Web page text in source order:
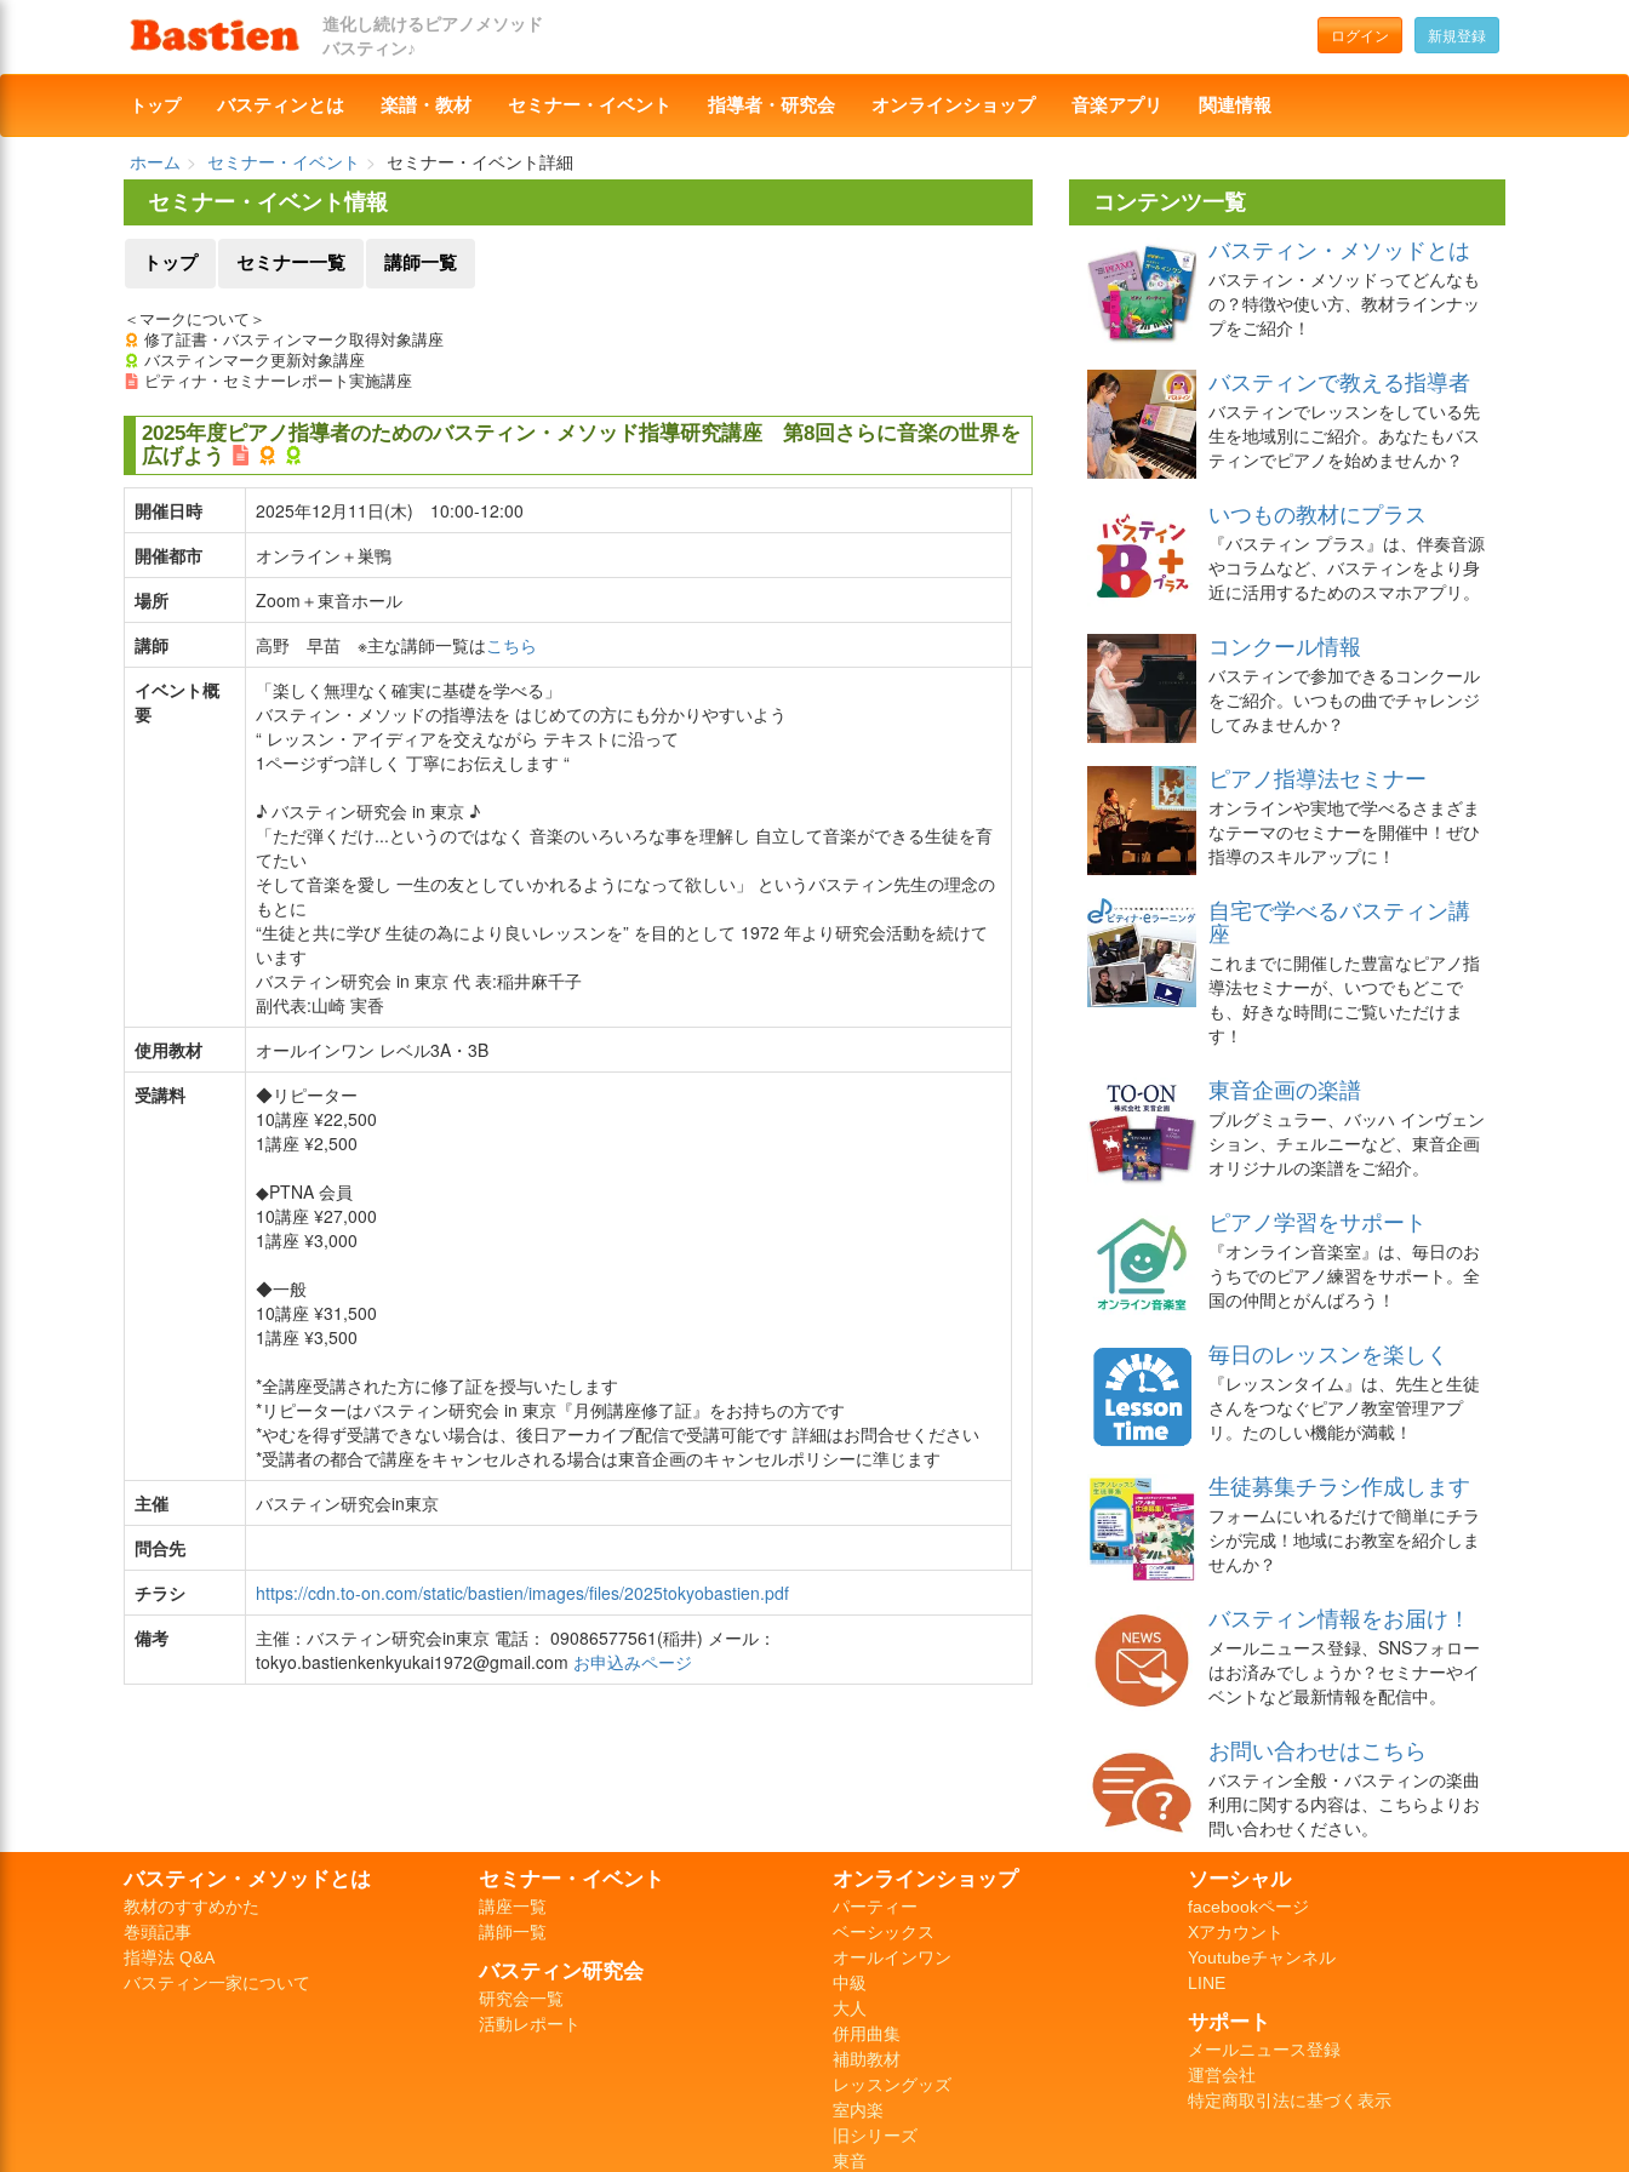
進化し続けるピアノメソッド
バスティン♪
ログイン 新規登録
トップ バスティンとは 楽譜・教材 セミナー・イベント 指導者・研究会 オンラインショップ 音楽アプリ 関連情報
ホーム セミナー・イベント
セミナー・イベント詳細
セミナー・イベント情報
トップ セミナー一覧 講師一覧
＜マークについて＞
修了証書・バスティンマーク取得対象講座
バスティンマーク更新対象講座
ピティナ・セミナーレポート実施講座
2025年度ピアノ指導者のためのバスティン・メソッド指導研究講座 第8回さらに音楽の世界を
広げよう
開催日時
2025年12月11日(木) 10:00-12:00
開催都市
オンライン＋巣鴨
場所
Zoom＋東音ホール
講師
高野 早苗 ※主な講師一覧はこちら
イベント概
要
「楽しく無理なく確実に基礎を学べる」
バスティン・メソッドの指導法を はじめての方にも分かりやすいよう
“ レッスン・アイディアを交えながら テキストに沿って
1ページずつ詳しく 丁寧にお伝えします “
♪ バスティン研究会 in 東京 ♪
「ただ弾くだけ...というのではなく 音楽のいろいろな事を理解し 自立して音楽ができる生徒を育
てたい
そして音楽を愛し 一生の友としていかれるようになって欲しい」 というバスティン先生の理念の
もとに
“生徒と共に学び 生徒の為により良いレッスンを” を目的として 1972 年より研究会活動を続けて
います
バスティン研究会 in 東京 代 表:稲井麻千子
副代表:山崎 実香
使用教材
オールインワン レベル3A・3B
受講料
◆リピーター
10講座 ¥22,500
1講座 ¥2,500
◆PTNA 会員
10講座 ¥27,000
1講座 ¥3,000
◆一般
10講座 ¥31,500
1講座 ¥3,500
*全講座受講された方に修了証を授与いたします
*リピーターはバスティン研究会 in 東京『月例講座修了証』をお持ちの方です
*やむを得ず受講できない場合は、後日アーカイブ配信で受講可能です 詳細はお問合せください
*受講者の都合で講座をキャンセルされる場合は東音企画のキャンセルポリシーに準じます
主催
バスティン研究会in東京
問合先
チラシ
https://cdn.to-on.com/static/bastien/images/files/2025tokyobastien.pdf
備考
主催：バスティン研究会in東京 電話： 09086577561(稲井) メール：
tokyo.bastienkenkyukai1972@gmail.com お申込みページ
コンテンツ一覧
バスティン・メソッドとは
バスティン・メソッドってどんなも
の？特徴や使い方、教材ラインナッ
プをご紹介！
バスティンで教える指導者
バスティンでレッスンをしている先
生を地域別にご紹介。あなたもバス
ティンでピアノを始めませんか？
いつもの教材にプラス
『バスティン プラス』は、伴奏音源
やコラムなど、バスティンをより身
近に活用するためのスマホアプリ。
コンクール情報
バスティンで参加できるコンクール
をご紹介。いつもの曲でチャレンジ
してみませんか？
ピアノ指導法セミナー
オンラインや実地で学べるさまざま
なテーマのセミナーを開催中！ぜひ
指導のスキルアップに！
自宅で学べるバスティン講
座
これまでに開催した豊富なピアノ指
導法セミナーが、いつでもどこで
も、好きな時間にご覧いただけま
す！
東音企画の楽譜
ブルグミュラー、バッハ インヴェン
ション、チェルニーなど、東音企画
オリジナルの楽譜をご紹介。
ピアノ学習をサポート
『オンライン音楽室』は、毎日のお
うちでのピアノ練習をサポート。全
国の仲間とがんばろう！
毎日のレッスンを楽しく
『レッスンタイム』は、先生と生徒
さんをつなぐピアノ教室管理アプ
リ。たのしい機能が満載！
生徒募集チラシ作成します
フォームにいれるだけで簡単にチラ
シが完成！地域にお教室を紹介しま
せんか？
バスティン情報をお届け！
メールニュース登録、SNSフォロー
はお済みでしょうか？セミナーやイ
ベントなど最新情報を配信中。
お問い合わせはこちら
バスティン全般・バスティンの楽曲
利用に関する内容は、こちらよりお
問い合わせください。
バスティン・メソッドとは
教材のすすめかた
巻頭記事
指導法 Q&A
バスティン一家について
セミナー・イベント
講座一覧
講師一覧
バスティン研究会
研究会一覧
活動レポート
オンラインショップ
パーティー
ベーシックス
オールインワン
中級
大人
併用曲集
補助教材
レッスングッズ
室内楽
旧シリーズ
東音
ソーシャル
facebookページ
Xアカウント
Youtubeチャンネル
LINE
サポート
メールニュース登録
運営会社
特定商取引法に基づく表示